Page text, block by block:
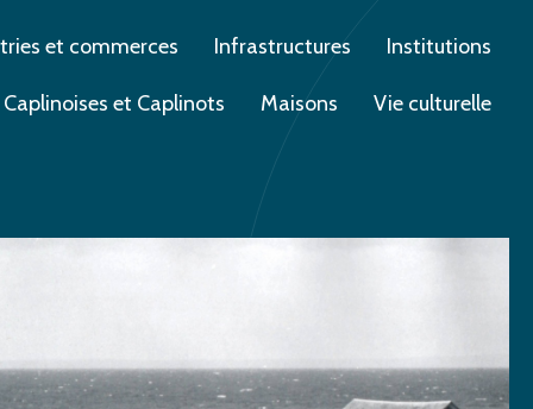
et commerces Infrastructures Institutions
et Caplinots Maisons Vie culturelle